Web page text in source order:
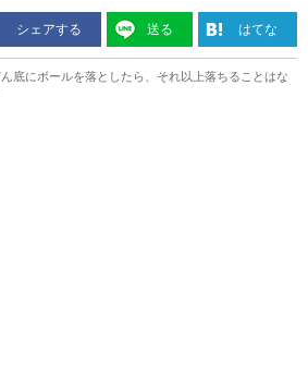
シェアする 送る はてな
底にボールを落としたら、それ以上落ちることはな